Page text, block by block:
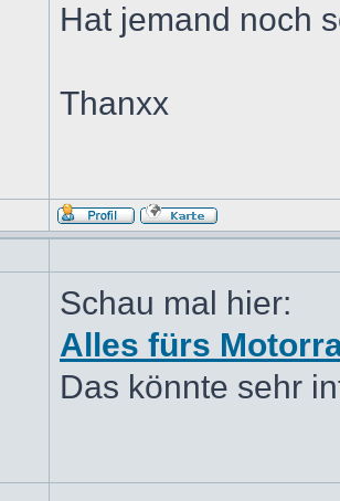
Hat jemand noch
Thanxx
Schau mal hier:
Alles fürs
Das könnte sehr